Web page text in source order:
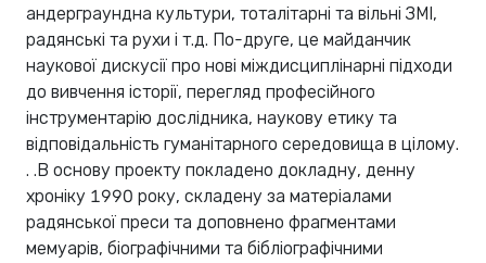
андерграундна культури, тоталітарні та вільні ЗМІ,
радянські та рухи і т.д. По-друге, це майданчик
наукової дискусії про нові міждисциплінарні підходи
до вивчення історії, перегляд професійного
інструментарію дослідника, наукову етику та
відповідальність гуманітарного середовища в цілому.
. .В основу проекту покладено докладну, денну
хроніку 1990 року, складену за матеріалами
радянської преси та доповнено фрагментами
мемуарів, біографічними та бібліографічними